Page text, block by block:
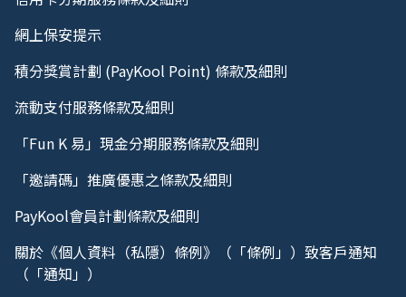
網上保安提示
積分獎賞計劃 (PayKool Point) 條款及細則
流動支付服務條款及細則
「Fun K 易」現金分期服務條款及細則
「邀請碼」推廣優惠之條款及細則
PayKool會員計劃條款及細則
關於《個人資料（私隱）條例》（「條例」）致客戶通知
（「通知」）